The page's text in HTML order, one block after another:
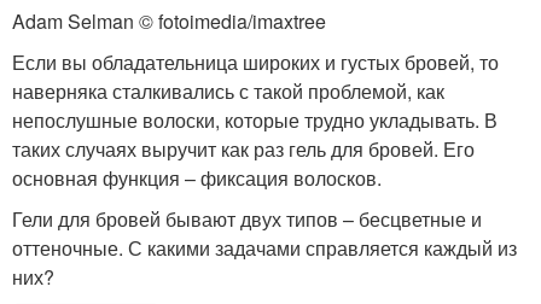
Adam Selman © fotoimedia/imaxtree
Если вы обладательница широких и густых бровей, то
наверняка сталкивались с такой проблемой, как
непослушные волоски, которые трудно укладывать. В
таких случаях выручит как раз гель для бровей. Его
основная функция – фиксация волосков.
Гели для бровей бывают двух типов – бесцветные и
оттеночные. С какими задачами справляется каждый из
них?